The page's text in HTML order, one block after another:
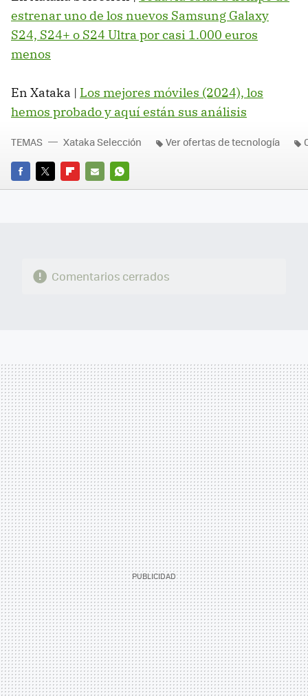
estrenar uno de los nuevos Samsung Galaxy
S24, S24+ o S24 Ultra por casi 1.000 euros
menos
En Xataka | Los mejores móviles (2024), los
hemos probado y aquí están sus análisis
FACEBOOK
TWITTERFLIPBOARD
E-
WHATSAPP
TEMAS Xataka Selección Ver ofertas de tecnología
Comentarios cerrados